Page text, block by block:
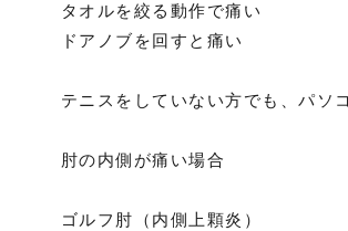
タオルを絞る動作で痛い
ドアノブを回すと痛い
テニスをしていない方でも、パソ
肘の内側が痛い場合
ゴルフ肘（内側上顆炎）